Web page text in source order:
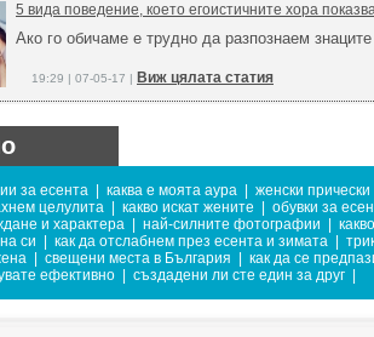
5 вида поведение, което егоистичните хора
Ако го обичаме е трудно да разпознаем знаците
19:29 | 07-05-17 | Виж цялата статия
за есента каква е моята аура
женски прически
целулита
какво искат жените
обувки за
и характера
най-силните фотографии
си
как да отслабнем през есента и зимата
свещени места в България
как да се
ефективно
създадени ли сте един за друг